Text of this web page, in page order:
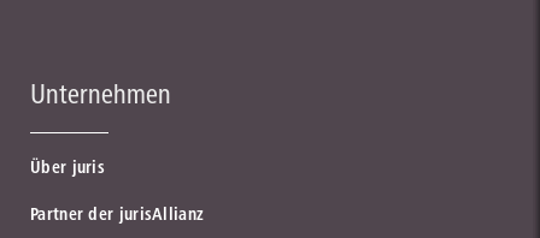
Unternehmen
Über juris
Partner der jurisAllianz